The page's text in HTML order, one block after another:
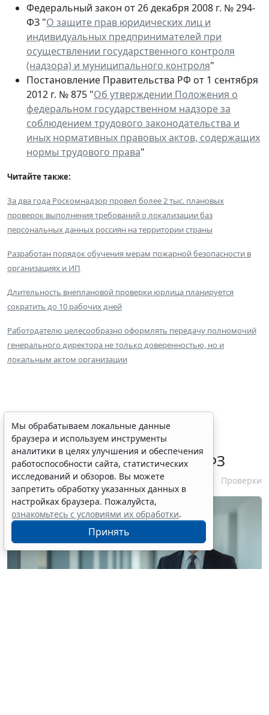
Федеральный закон от 26 декабря 2008 г. № 294-
ФЗ "О защите прав юридических лиц и
индивидуальных предпринимателей при
осуществлении государственного контроля
(надзора) и муниципального контроля"
Постановление Правительства РФ от 1 сентября
2012 г. № 875 "Об утверждении Положения о
федеральном государственном надзоре за
соблюдением трудового законодательства и
иных нормативных правовых актов, содержащих
нормы трудового права"
Читайте также:
За два года Роскомнадзор провел более 2 тыс. плановых
проверок выполнения требований о локализации баз
персональных данных россиян на территории страны
Разработан порядок обучения мерам пожарной безопасности в
организациях и ИП
Длительность внеплановой проверки юрлица планируется
сократить до 10 рабочих дней
Работодателю целесообразно оформлять передачу полномочий
генерального директора не только доверенностью, но и
локальным актом организации
ФАС России рассказала об
особенностях внеплановых
проверок заказчиков по 44-ФЗ
6 августа 2026 16:00 Проверки
Мы обрабатываем локальные данные
браузера и используем инструменты
аналитики в целях улучшения и обеспечения
работоспособности сайта, статистических
исследований и обзоров. Вы можете
запретить обработку указанных данных в
настройках браузера. Пожалуйста,
ознакомьтесь с условиями их обработки.
Принять